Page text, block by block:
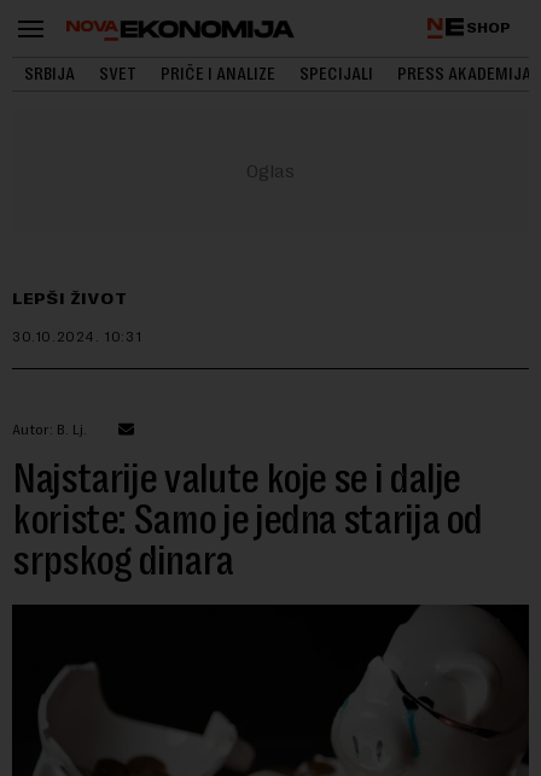
SHOP
SRBIJA SVET PRIČE I ANALIZE SPECIJALI PRESS AKADEMIJA
LEPŠI ŽIVOT
30.10.2024. 10:31
Autor: B. Lj.
Najstarije valute koje se i dalje
koriste: Samo je jedna starija od
srpskog dinara